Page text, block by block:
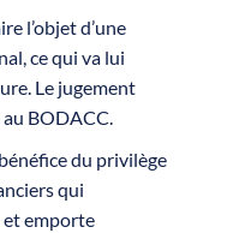
l’objet d’une
ce qui va lui
Le jugement
BODACC.
du privilège
qui
emporte